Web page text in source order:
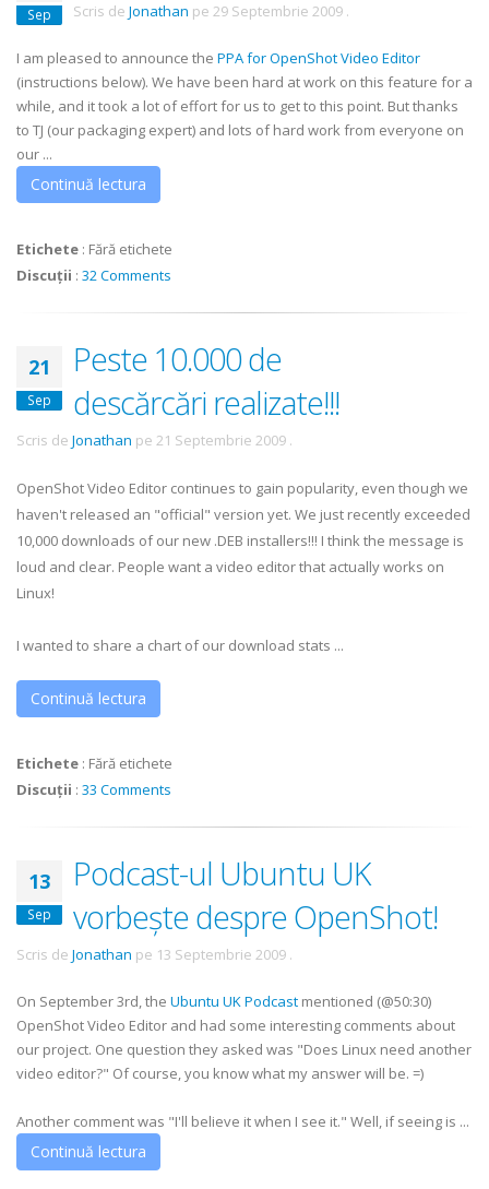
Sep Scris de Jonathan pe 29 Septembrie 2009 .
I am pleased to announce the PPA for OpenShot Video Editor
(instructions below). We have been hard at work on this feature for a
while, and it took a lot of effort for us to get to this point. But thanks
to TJ (our packaging expert) and lots of hard work from everyone on
our ...
Continuă lectura
Etichete : Fără etichete
Discuții : 32 Comments
21
Sep
Peste 10.000 de
descărcări realizate!!!
Scris de Jonathan pe 21 Septembrie 2009 .
OpenShot Video Editor continues to gain popularity, even though we
haven't released an "official" version yet. We just recently exceeded
10,000 downloads of our new .DEB installers!!! I think the message is
loud and clear. People want a video editor that actually works on
Linux!
I wanted to share a chart of our download stats ...
Continuă lectura
Etichete : Fără etichete
Discuții : 33 Comments
13
Sep
Podcast-ul Ubuntu UK
vorbește despre OpenShot!
Scris de Jonathan pe 13 Septembrie 2009 .
On September 3rd, the Ubuntu UK Podcast mentioned (@50:30)
OpenShot Video Editor and had some interesting comments about
our project. One question they asked was "Does Linux need another
video editor?" Of course, you know what my answer will be. =)
Another comment was "I'll believe it when I see it." Well, if seeing is ...
Continuă lectura